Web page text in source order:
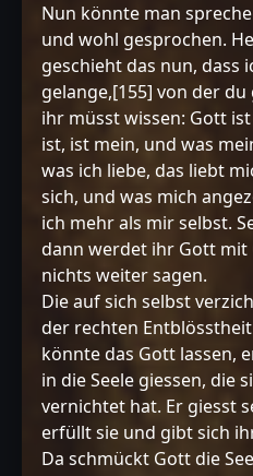
Nun könnte man
und wohl gesprochen.
geschieht das nun, dass
gelange,[155] von der
ihr müsst wissen: Gott
ist, ist mein, und was
was ich liebe, das liebt
sich, und was mich
ich mehr als mir selbst.
dann werdet ihr Gott mit
nichts weiter sagen.
Die auf sich selbst
der rechten
könnte das Gott lassen,
in die Seele giessen, die
vernichtet hat. Er giesst
erfüllt sie und gibt sich
Da schmückt Gott die